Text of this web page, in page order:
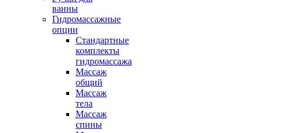
ванны
Гидромассажные
опции
Стандартные
комплекты
гидромассажа
Массаж
общий
Массаж
тела
Массаж
спины